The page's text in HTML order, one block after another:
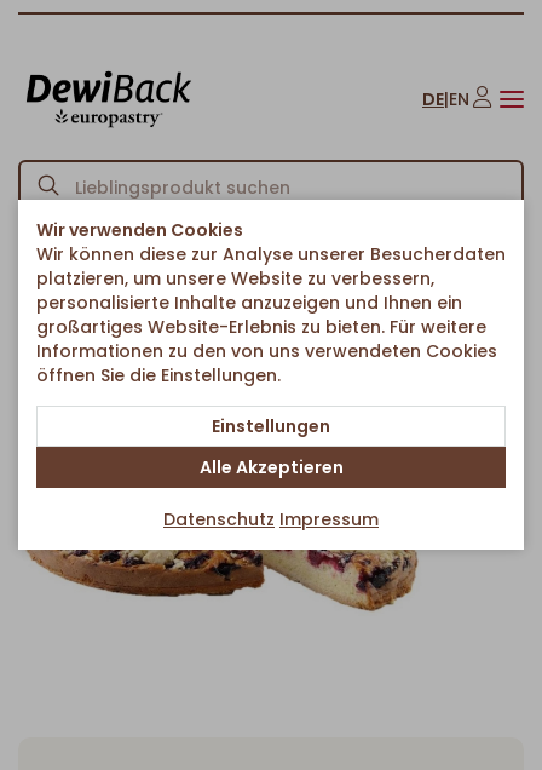
DE|EN
Startseite Kuchen & Süßes Landkuchen
Landkuchen Kirsch Streusel Ø 38cm
Zurück zur Artikelübersicht
Wir verwenden Cookies
Wir können diese zur Analyse unserer Besucherdaten
platzieren, um unsere Website zu verbessern,
personalisierte Inhalte anzuzeigen und Ihnen ein
großartiges Website-Erlebnis zu bieten. Für weitere
Informationen zu den von uns verwendeten Cookies
öffnen Sie die Einstellungen.
Einstellungen
Alle Akzeptieren
Datenschutz Impressum